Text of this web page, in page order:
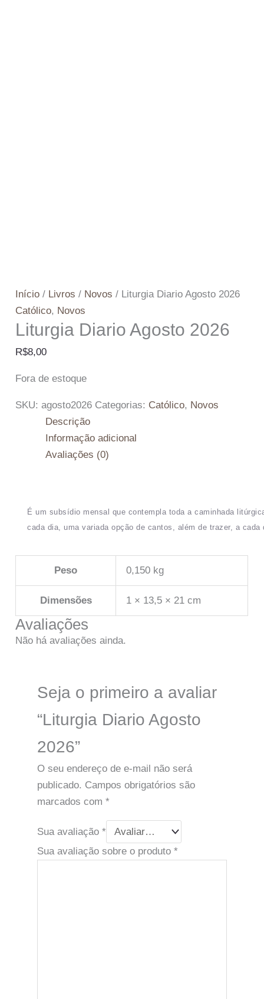
Início / Livros / Novos / Liturgia Diario Agosto 2026
Católico, Novos
Liturgia Diario Agosto 2026
R$8,00
Fora de estoque
SKU:agosto2026 Categorias: Católico, Novos
Descrição
Informação adicional
Avaliações (0)
É um subsídio mensal que contempla toda a caminhada
cada dia, uma variada opção de cantos, além de trazer, a
Peso 0,150 kg
Dimensões 1 × 13,5 × 21 cm
Avaliações
Não há avaliações ainda.
Seja o primeiro a avaliar
“Liturgia Diario Agosto
2026”
O seu endereço de e-mail não será
publicado. Campos obrigatórios são
marcados com *
Sua avaliação *
Sua avaliação sobre o produto *